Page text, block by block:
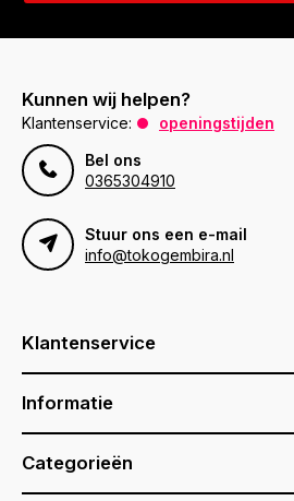
Kunnen wij helpen?
Klantenservice:
openingstijden
Bel ons
0365304910
Stuur ons een e-mail
info@tokogembira.nl
Klantenservice
Informatie
Categorieën